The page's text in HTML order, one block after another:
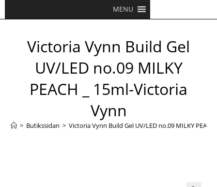
MENU
Victoria Vynn Build Gel
UV/LED no.09 MILKY
PEACH _ 15ml-Victoria
Vynn
> Butikssidan > Victoria Vynn Build Gel UV/LED no.09 MILKY